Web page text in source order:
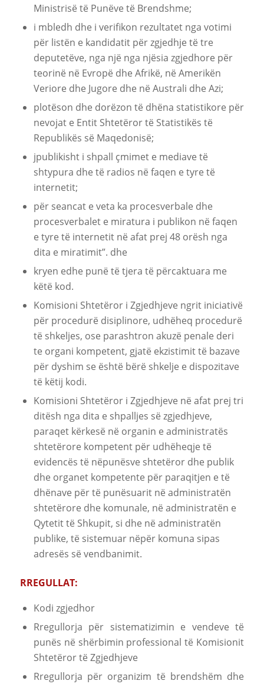
Ministrisë të Punëve të Brendshme;
i mbledh dhe i verifikon rezultatet nga votimi
për listën e kandidatit për zgjedhje të tre
deputetëve, nga një nga njësia zgjedhore për
teorinë në Evropë dhe Afrikë, në Amerikën
Veriore dhe Jugore dhe në Australi dhe Azi;
plotëson dhe dorëzon të dhëna statistikore për
nevojat e Entit Shtetëror të Statistikës të
Republikës së Maqedonisë;
јpublikisht i shpall çmimet e mediave të
shtypura dhe të radios në faqen e tyre të
internetit;
për seancat e veta ka procesverbale dhe
procesverbalet e miratura i publikon në faqen
e tyre të internetit në afat prej 48 orësh nga
dita e miratimit”. dhe
kryen edhe punë të tjera të përcaktuara me
këtë kod.
Komisioni Shtetëror i Zgjedhjeve ngrit iniciativë
për procedurë disiplinore, udhëheq procedurë
të shkeljes, ose parashtron akuzë penale deri
te organi kompetent, gjatë ekzistimit të bazave
për dyshim se është bërë shkelje e dispozitave
të këtij kodi.
Komisioni Shtetëror i Zgjedhjeve në afat prej tri
ditësh nga dita e shpalljes së zgjedhjeve,
paraqet kërkesë në organin e administratës
shtetërore kompetent për udhëheqje të
evidencës të nëpunësve shtetëror dhe publik
dhe organet kompetente për paraqitjen e të
dhënave për të punësuarit në administratën
shtetërore dhe komunale, në administratën e
Qytetit të Shkupit, si dhe në administratën
publike, të sistemuar nëpër komuna sipas
adresës së vendbanimit.
RREGULLАT:
Kodi zgjedhor
Rregullorja për sistematizimin e vendeve të
punës në shërbimin professional të Komisionit
Shtetëror të Zgjedhjeve
Rregullorja për organizim të brendshëm dhe